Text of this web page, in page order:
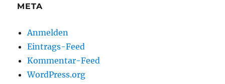
META
Anmelden
Eintrags-Feed
Kommentar-Feed
WordPress.org